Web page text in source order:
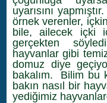
uyarısını
örnek verenler,
bile, ailecek içki
gerçekten
hayvanlar gibi
domuz diye
bakalım. Bilim bu
bakın nasıl bir
yediğimiz